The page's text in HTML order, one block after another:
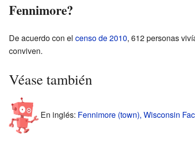
Fennimore?
De acuerdo con el censo de 2010, 612 personas
conviven.
Véase también
En inglés: Fennimore (town), Wisconsin